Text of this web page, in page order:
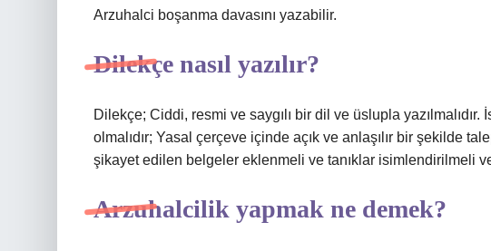
Arzuhalci boşanma davasını yazabilir.
Dilekçe nasıl yazılır?
Dilekçe; Ciddi, resmi ve saygılı bir dil ve üslupla
olmalıdır; Yasal çerçeve içinde açık ve anlaşılır bir şekilde
şikayet edilen belgeler eklenmeli ve tanıklar isimlendirilmeli
Arzuhalcilik yapmak ne demek?